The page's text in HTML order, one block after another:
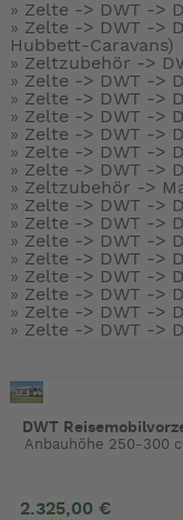
» Zelte -> DWT ->
» Zelte -> DWT ->
Hubbett-Caravans)
» Zeltzubehör ->
» Zelte -> DWT ->
» Zelte -> DWT ->
» Zelte -> DWT ->
» Zelte -> DWT ->
» Zelte -> DWT ->
» Zelte -> DWT ->
» Zeltzubehör ->
» Zelte -> DWT ->
» Zelte -> DWT ->
» Zelte -> DWT ->
» Zelte -> DWT ->
» Zelte -> DWT ->
» Zelte -> DWT ->
» Zelte -> DWT ->
» Zelte -> DWT ->
DWT
Anbauhöhe 250-300
2.325,00 €